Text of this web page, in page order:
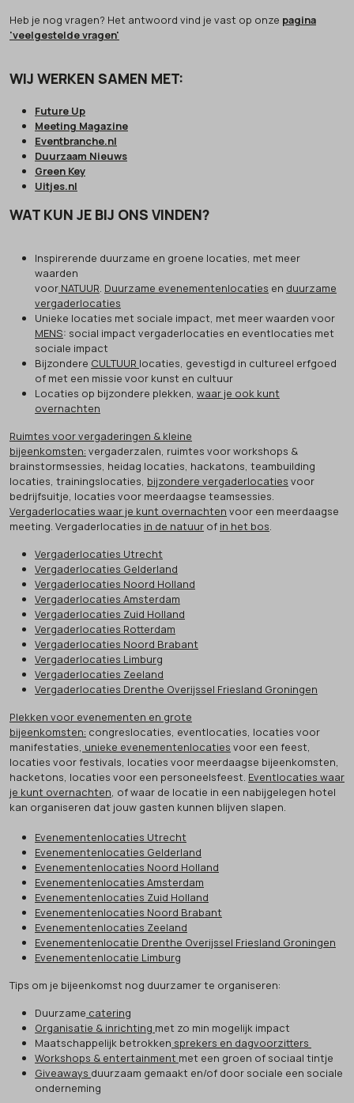
Heb je nog vragen? Het antwoord vind je vast op onze pagina
'veelgestelde vragen'
WIJ WERKEN SAMEN MET:
Future Up
Meeting Magazine
Eventbranche.nl
Duurzaam Nieuws
Green Key
Uitjes.nl
WAT KUN JE BIJ ONS VINDEN?
Inspirerende duurzame en groene locaties, met meer
waarden
voor NATUUR. Duurzame evenementenlocaties en duurzame
vergaderlocaties
Unieke locaties met sociale impact, met meer waarden voor
MENS: social impact vergaderlocaties en eventlocaties met
sociale impact
Bijzondere CULTUUR locaties, gevestigd in cultureel erfgoed
of met een missie voor kunst en cultuur
Locaties op bijzondere plekken, waar je ook kunt
overnachten
Ruimtes voor vergaderingen & kleine
bijeenkomsten: vergaderzalen, ruimtes voor workshops &
brainstormsessies, heidag locaties, hackatons, teambuilding
locaties, trainingslocaties, bijzondere vergaderlocaties voor
bedrijfsuitje, locaties voor meerdaagse teamsessies.
Vergaderlocaties waar je kunt overnachten voor een meerdaagse
meeting. Vergaderlocaties in de natuur of in het bos.
Vergaderlocaties Utrecht
Vergaderlocaties Gelderland
Vergaderlocaties Noord Holland
Vergaderlocaties Amsterdam
Vergaderlocaties Zuid Holland
Vergaderlocaties Rotterdam
Vergaderlocaties Noord Brabant
Vergaderlocaties Limburg
Vergaderlocaties Zeeland
Vergaderlocaties Drenthe Overijssel Friesland Groningen
Plekken voor evenementen en grote
bijeenkomsten: congreslocaties, eventlocaties, locaties voor
manifestaties, unieke evenementenlocaties voor een feest,
locaties voor festivals, locaties voor meerdaagse bijeenkomsten,
hacketons, locaties voor een personeelsfeest. Eventlocaties waar
je kunt overnachten, of waar de locatie in een nabijgelegen hotel
kan organiseren dat jouw gasten kunnen blijven slapen.
Evenementenlocaties Utrecht
Evenementenlocaties Gelderland
Evenementenlocaties Noord Holland
Evenementenlocaties Amsterdam
Evenementenlocaties Zuid Holland
Evenementenlocaties Noord Brabant
Evenementenlocaties Zeeland
Evenementenlocatie Drenthe Overijssel Friesland Groningen
Evenementenlocatie Limburg
Tips om je bijeenkomst nog duurzamer te organiseren:
Duurzame catering
Organisatie & inrichting met zo min mogelijk impact
Maatschappelijk betrokken sprekers en dagvoorzitters
Workshops & entertainment met een groen of sociaal tintje
Giveaways duurzaam gemaakt en/of door sociale een sociale
onderneming